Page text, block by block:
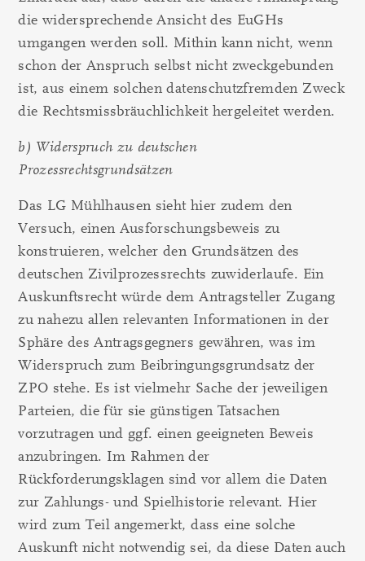
die widersprechende Ansicht des EuGHs
umgangen werden soll. Mithin kann nicht, wenn
schon der Anspruch selbst nicht zweckgebunden
ist, aus einem solchen datenschutzfremden Zweck
die Rechtsmissbräuchlichkeit hergeleitet werden.
b) Widerspruch zu deutschen
Prozessrechtsgrundsätzen
Das LG Mühlhausen sieht hier zudem den
Versuch, einen Ausforschungsbeweis zu
konstruieren, welcher den Grundsätzen des
deutschen Zivilprozessrechts zuwiderlaufe. Ein
Auskunftsrecht würde dem Antragsteller Zugang
zu nahezu allen relevanten Informationen in der
Sphäre des Antragsgegners gewähren, was im
Widerspruch zum Beibringungsgrundsatz der
ZPO stehe. Es ist vielmehr Sache der jeweiligen
Parteien, die für sie günstigen Tatsachen
vorzutragen und ggf. einen geeigneten Beweis
anzubringen. Im Rahmen der
Rückforderungsklagen sind vor allem die Daten
zur Zahlungs- und Spielhistorie relevant. Hier
wird zum Teil angemerkt, dass eine solche
Auskunft nicht notwendig sei, da diese Daten auch